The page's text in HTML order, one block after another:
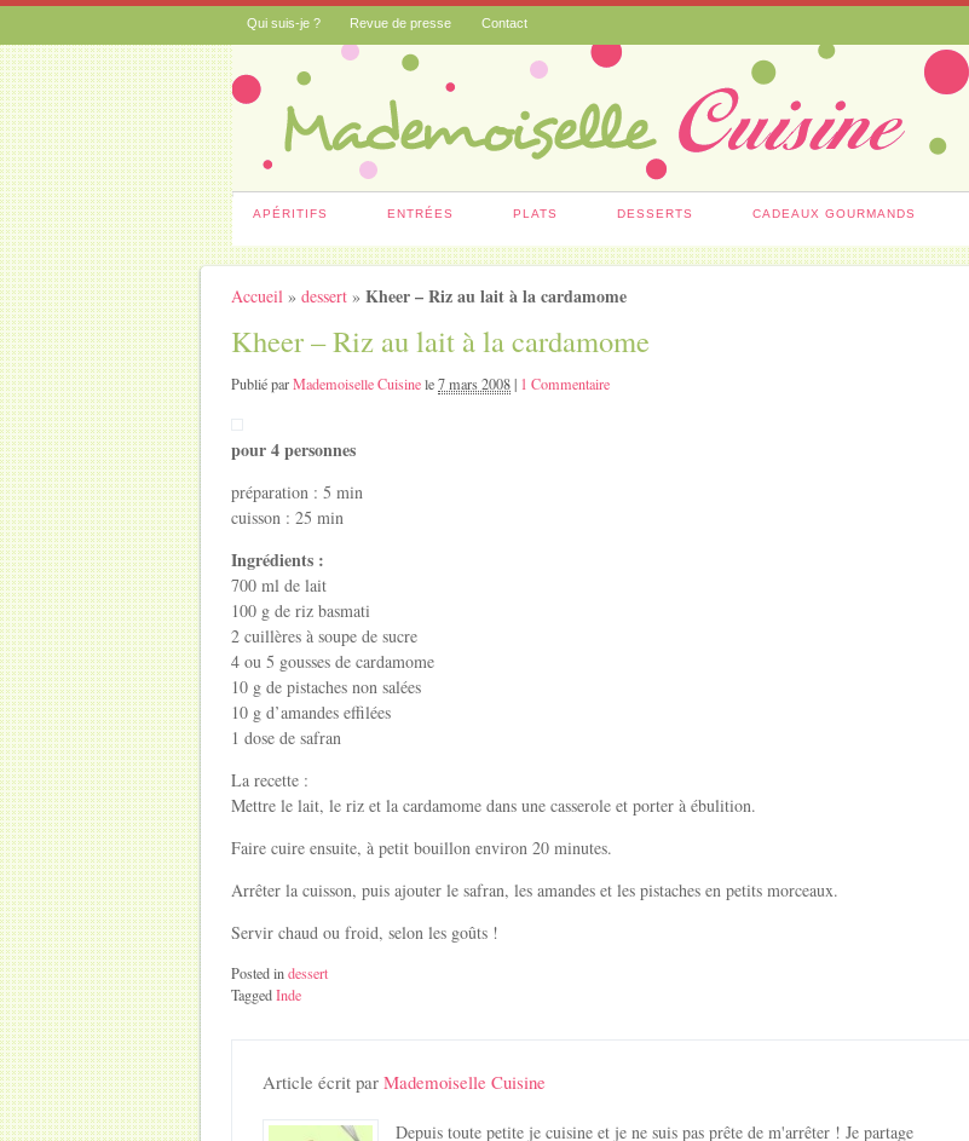
Qui suis-je ? Revue de presse Contact
APÉRITIFS ENTRÉES PLATS DESSERTS CADEAUX GOURMANDS
Accueil »dessert »Kheer – Riz au lait à la cardamome
Kheer – Riz au lait à la cardamome
Publié parMademoiselle Cuisinele7 mars 2008| 1 Commentaire
pour 4 personnes
préparation : 5 min
cuisson : 25 min
Ingrédients :
700 ml de lait
100 g de riz basmati
2 cuillères à soupe de sucre
4 ou 5 gousses de cardamome
10 g de pistaches non salées
10 g d’amandes effilées
1 dose de safran
La recette :
Mettre le lait, le riz et la cardamome dans une casserole et porter à ébulition.
Faire cuire ensuite, à petit bouillon environ 20 minutes.
Arrêter la cuisson, puis ajouter le safran, les amandes et les pistaches en petits morceaux.
Servir chaud ou froid, selon les goûts !
Posted indessert
TaggedInde
Article écrit parMademoiselle Cuisine
Depuis toute petite je cuisine et je ne suis pas prête de m'arrêter ! Je partage